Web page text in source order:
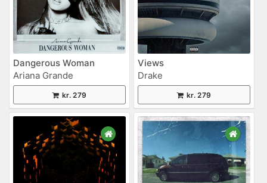
Dangerous Woman
Ariana Grande
kr. 279
Views
Drake
kr. 279